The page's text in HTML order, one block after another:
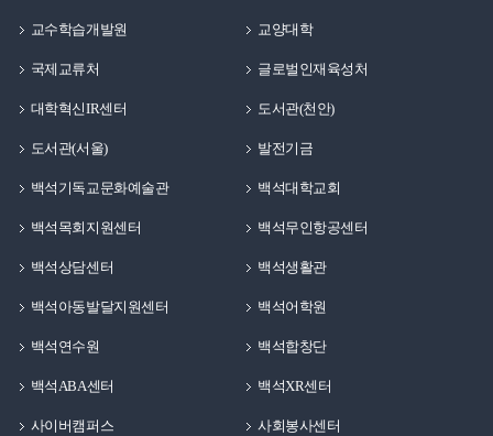
교수학습개발원 교양대학
국제교류처 글로벌인재육성처
대학혁신IR센터 도서관(천안)
도서관(서울) 발전기금
백석기독교문화예술관 백석대학교회
백석목회지원센터 백석무인항공센터
백석상담센터 백석생활관
백석아동발달지원센터 백석어학원
백석연수원 백석합창단
백석ABA센터 백석XR센터
사이버캠퍼스 사회봉사센터